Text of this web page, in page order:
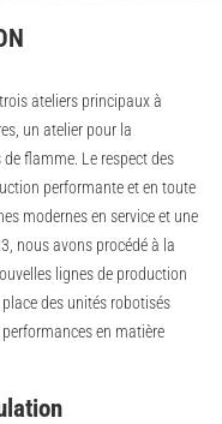
ateliers principaux à
un atelier pour la
flamme. Le respect des
performante et en toute
modernes en service et une
nous avons procédé à la
lignes de production
des unités robotisés
en matière